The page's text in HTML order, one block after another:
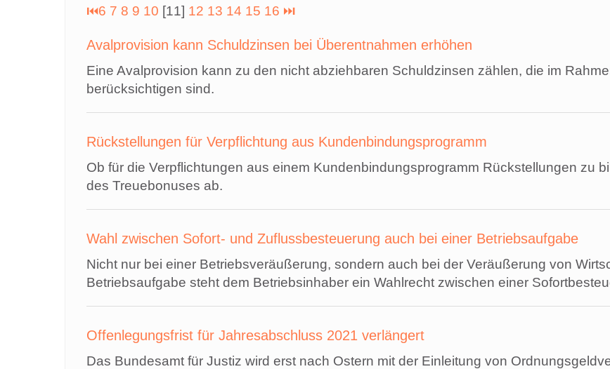
⏮6 7 8 9 10 [11] 12 13 14 15 16 ⏭
Avalprovision kann Schuldzinsen bei Überentnahmen erhöhen
Eine Avalprovision kann zu den nicht abziehbaren Schuldzinsen zählen, die im
berücksichtigen sind.
Rückstellungen für Verpflichtung aus Kundenbindungsprogramm
Ob für die Verpflichtungen aus einem Kundenbindungsprogramm Rückstellungen zu
des Treuebonuses ab.
Wahl zwischen Sofort- und Zuflussbesteuerung auch bei einer Betriebsaufgabe
Nicht nur bei einer Betriebsveräußerung, sondern auch bei der Veräußerung von
Betriebsaufgabe steht dem Betriebsinhaber ein Wahlrecht zwischen einer
Offenlegungsfrist für Jahresabschluss 2021 verlängert
Das Bundesamt für Justiz wird erst nach Ostern mit der Einleitung von